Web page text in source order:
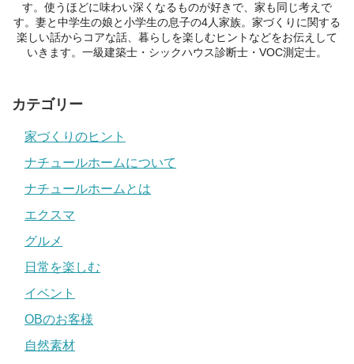
す。使うほどに味わい深くなるものが好きで、家も同じ考えで
す。妻と中学生の娘と小学生の息子の4人家族。家づくりに関する
楽しい話からコアな話、暮らしを楽しむヒントなどをお伝えして
いきます。一級建築士・シックハウス診断士・VOC測定士。
カテゴリー
家づくりのヒント
ナチュールホームについて
ナチュールホームとは
エクスマ
グルメ
日常を楽しむ
イベント
OBのお客様
自然素材